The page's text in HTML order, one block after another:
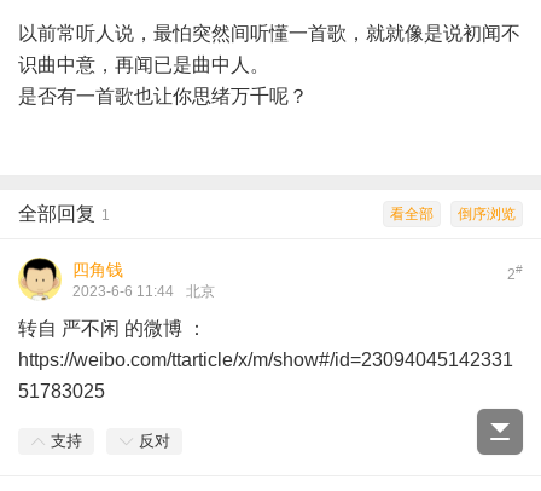
以前常听人说，最怕突然间听懂一首歌，就就像是说初闻不
识曲中意，再闻已是曲中人。
是否有一首歌也让你思绪万千呢？
倒序浏览
看全部
全部回复 1
2#
四角钱
2023-6-6 11:44 北京
转自 严不闲 的微博 ：
https://weibo.com/ttarticle/x/m/show#/id=23094045142331
51783025
支持 反对